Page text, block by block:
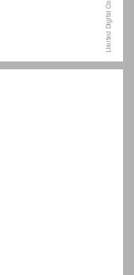
בשבחי ה"פטפוט" דרך־מלכה אל הלא־מודע ... 9